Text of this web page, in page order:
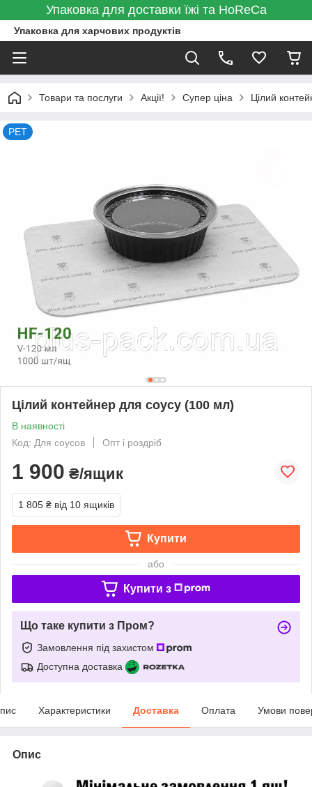
Упаковка для доставки їжі та HoReCa
Упаковка для харчових продуктів
Товари та послуги Акції! Супер ціна Цілий
PET
Цілий контейнер для соусу (100 мл)
В наявності
Код: Для соусов
Опт і роздріб
1 900 ₴/ящик
1 805 ₴ від 10 ящиків
Купити
або
Купити з
Що таке купити з Пром?
Замовлення під захистом
Доступна доставка
Характеристики Доставка Оплата Умови
Опис